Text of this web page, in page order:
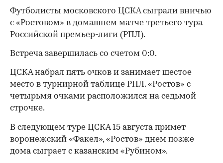
Футболисты московского ЦСКА сыграли вничью
с «Ростовом» в домашнем матче третьего тура
Российской премьер-лиги (РПЛ).
Встреча завершилась со счетом 0:0.
ЦСКА набрал пять очков и занимает шестое
место в турнирной таблице РПЛ. «Ростов» с
четырьмя очками расположился на седьмой
строчке.
В следующем туре ЦСКА 15 августа примет
воронежский «Факел», «Ростов» днем позже
дома сыграет с казанским «Рубином».